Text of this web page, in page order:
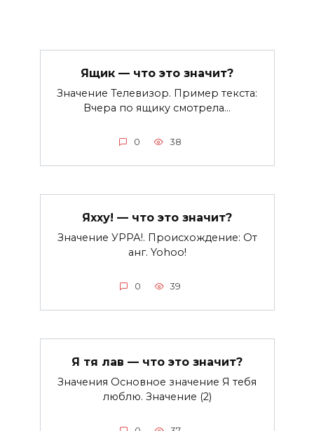
Ящик — что это значит?
Значение Телевизор. Пример текста:
Вчера по ящику смотрела…
0 38
Яхху! — что это значит?
Значение УРРА!. Происхождение: От
анг. Yohoo!
0 39
Я тя лав — что это значит?
Значения Основное значение Я тебя
люблю. Значение (2)